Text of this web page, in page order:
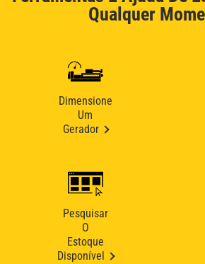
Qualquer
Dimensione
Um
Gerador
Pesquisar
O
Estoque
Disponível